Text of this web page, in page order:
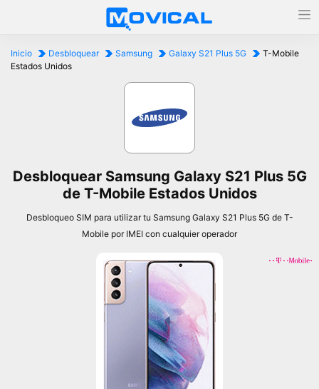
Inicio Desbloquear Samsung Galaxy S21 Plus 5G
T-Mobile
Estados Unidos
Desbloquear Samsung Galaxy S21 Plus 5G
de T-Mobile Estados Unidos
Desbloqueo SIM para utilizar tu Samsung Galaxy S21 Plus 5G de T-
Mobile por IMEI con cualquier operador